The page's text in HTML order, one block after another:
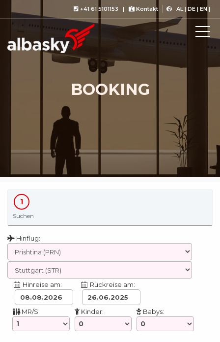
+41 61 5101153 | Kontakt AL | DE | EN |
BOOKING
1
Suchen
Hinflug:
Hinreise am: Rückreise am:
MR/S: Kinder: Babys: